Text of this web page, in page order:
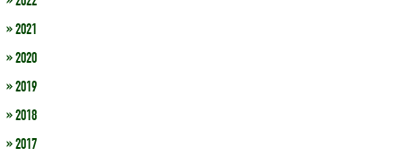
» 2021
» 2020
» 2019
» 2018
» 2017